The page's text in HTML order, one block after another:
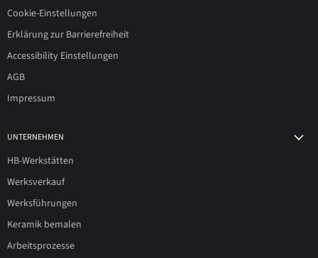
Cookie-Einstellungen
Erklärung zur Barrierefreiheit
Accessibility Einstellungen
AGB
Impressum
UNTERNEHMEN
HB-Werkstätten
Werksverkauf
Werksführungen
Keramik bemalen
Arbeitsprozesse